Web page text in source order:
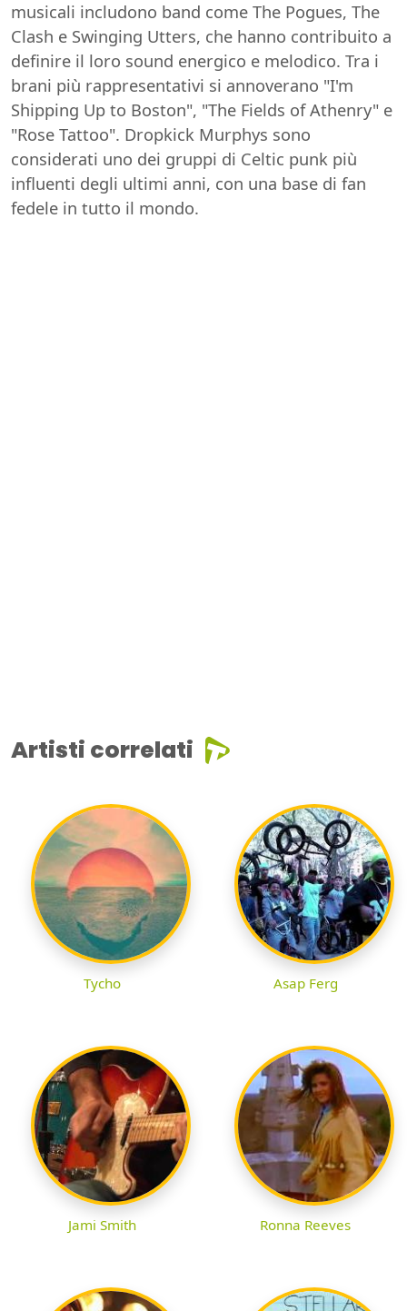
musicali includono band come The Pogues, The
Clash e Swinging Utters, che hanno contribuito a
definire il loro sound energico e melodico. Tra i
brani più rappresentativi si annoverano "I'm
Shipping Up to Boston", "The Fields of Athenry" e
"Rose Tattoo". Dropkick Murphys sono
considerati uno dei gruppi di Celtic punk più
influenti degli ultimi anni, con una base di fan
fedele in tutto il mondo.
Artisti correlati
Tycho Asap Ferg
Jami Smith Ronna Reeves